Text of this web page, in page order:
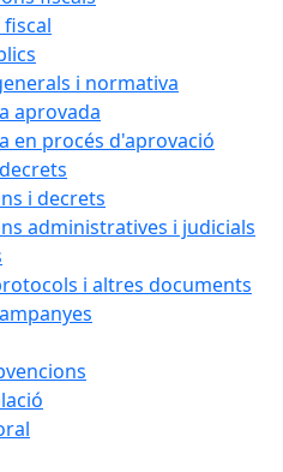
i normativa
aprovada
en procés d'aprovació
i decrets
administratives i judicials
i altres documents